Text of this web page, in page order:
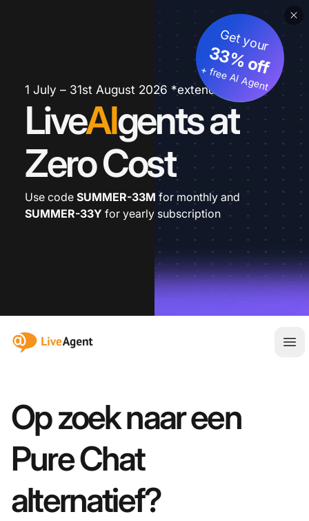
1 July – 31st August 2026 *extended
LiveAIgents at
Zero Cost
Get your
33% off
+ free AI Agent
Use code SUMMER-33M for monthly and
SUMMER-33Y for yearly subscription
:site.title
Op zoek naar een
Pure Chat
alternatief?